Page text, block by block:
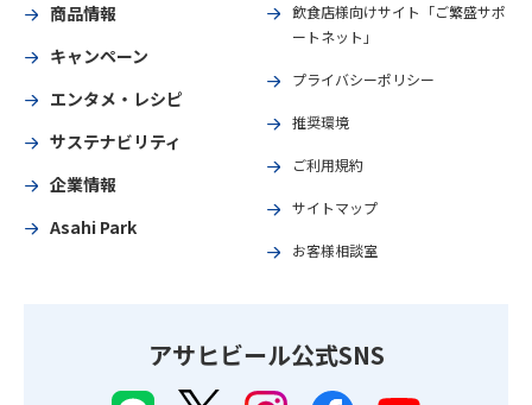
商品情報
キャンペーン
エンタメ・レシピ
サステナビリティ
企業情報
Asahi Park
飲食店様向けサイト「ご繁盛サポ
ートネット」
プライバシーポリシー
推奨環境
ご利用規約
サイトマップ
お客様相談室
アサヒビール公式SNS